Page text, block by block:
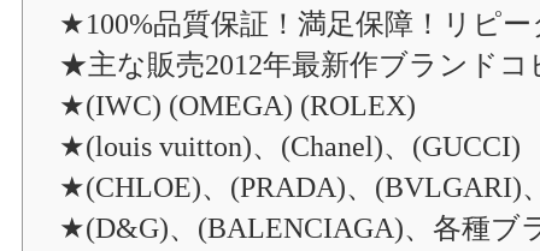
★100%品質保証！満足保障！リピー
★主な販売2012年最新作ブランドコ
★(IWC) (OMEGA) (ROLEX)
★(louis vuitton)、(Chanel)、(GUCCI)
★(CHLOE)、(PRADA)、(BVLGARI)
★(D&G)、(BALENCIAGA)、各種ブ